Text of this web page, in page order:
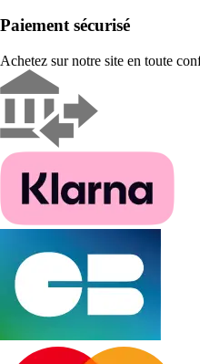
Paiement sécurisé
Achetez sur notre site en toute